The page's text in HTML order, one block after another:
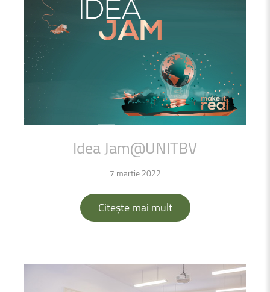
IdeaJam@UNITBV
7 martie 2022
Citește mai mult